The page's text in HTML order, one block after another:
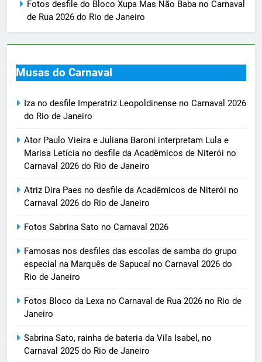
Fotos desfile do Bloco Xupa Mas Não Baba no Carnaval
de Rua 2026 do Rio de Janeiro
Musas do Carnaval
Iza no desfile Imperatriz Leopoldinense no Carnaval 2026
do Rio de Janeiro
Ator Paulo Vieira e Juliana Baroni interpretam Lula e
Marisa Letícia no desfile da Acadêmicos de Niterói no
Carnaval 2026 do Rio de Janeiro
Atriz Dira Paes no desfile da Acadêmicos de Niterói no
Carnaval 2026 do Rio de Janeiro
Fotos Sabrina Sato no Carnaval 2026
Famosas nos desfiles das escolas de samba do grupo
especial na Marquês de Sapucaí no Carnaval 2026 do
Rio de Janeiro
Fotos Bloco da Lexa no Carnaval de Rua 2026 no Rio de
Janeiro
Sabrina Sato, rainha de bateria da Vila Isabel, no
Carnaval 2025 do Rio de Janeiro